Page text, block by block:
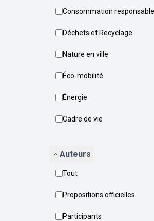
Consommation responsable
Déchets et Recyclage
Nature en ville
Éco-mobilité
Énergie
Cadre de vie
Auteurs
Tout
Propositions officielles
Participants